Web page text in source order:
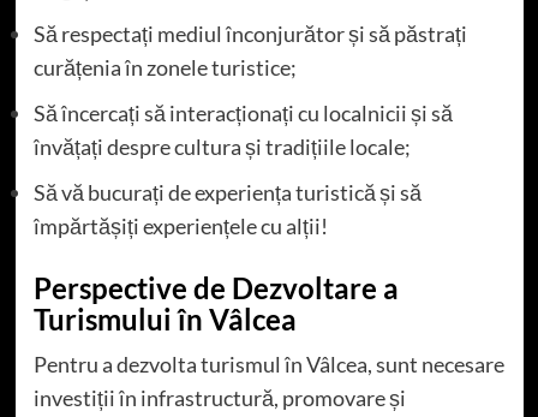
Să respectați mediul înconjurător și să păstrați
curățenia în zonele turistice;
Să încercați să interacționați cu localnicii și să
învățați despre cultura și tradițiile locale;
Să vă bucurați de experiența turistică și să
împărtășiți experiențele cu alții!
Perspective de Dezvoltare a
Turismului în Vâlcea
Pentru a dezvolta turismul în Vâlcea, sunt necesare
investiții în infrastructură, promovare și